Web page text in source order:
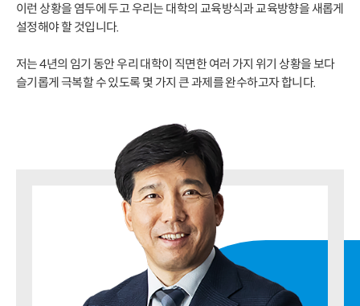
이런 상황을 염두에 두고 우리는 대학의 교육방식과 교육방향을 새롭게
설정해야 할 것입니다.
저는 4년의 임기 동안 우리 대학이 직면한 여러 가지 위기 상황을 보다
슬기롭게 극복할 수 있도록 몇 가지 큰 과제를 완수하고자 합니다.